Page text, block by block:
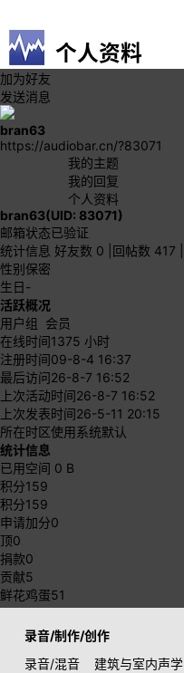
个人资料
加为好友
发送消息
bran63
https://audiobar.cn/?83071
我的主题
我的回复
个人资料
bran63(UID: 83071)
邮箱状态已验证
统计信息 好友数 0 回帖数 417
性别保密
生日-
活跃概况
用户组 会员
在线时间1375 小时
注册时间09-8-4 16:37
最后访问26-8-7 16:52
上次活动时间26-8-7 16:52
上次发表时间26-5-11 20:15
所在时区使用系统默认
统计信息
已用空间 0 B
积分159
积分159
申请加分0
顶0
捐款0
贡献5
鲜花鸡蛋51
录音/制作/创作
录音/混音
建筑与室内声学